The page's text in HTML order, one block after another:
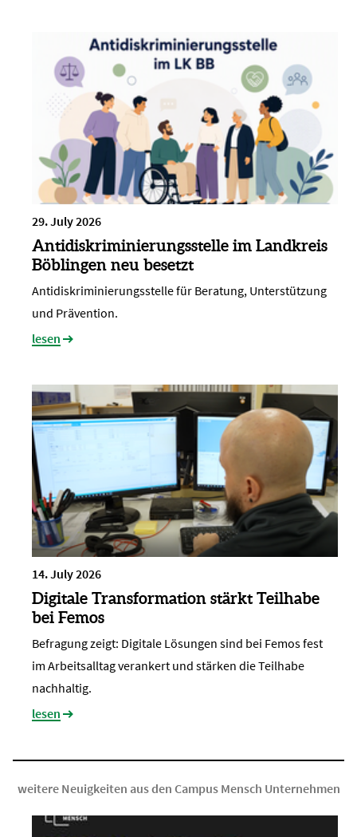
29. July 2026
Antidiskriminierungsstelle im Landkreis
Böblingen neu besetzt
Antidiskriminierungsstelle für Beratung, Unterstützung
und Prävention.
lesen
14. July 2026
Digitale Transformation stärkt Teilhabe
bei Femos
Befragung zeigt: Digitale Lösungen sind bei Femos fest
im Arbeitsalltag verankert und stärken die Teilhabe
nachhaltig.
lesen
weitere Neuigkeiten aus den Campus Mensch Unternehmen